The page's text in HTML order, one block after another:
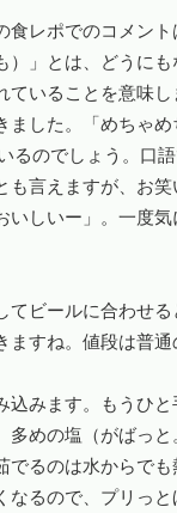
食レポでのコメン
」とは、どうに
いることを意味
した。「めちゃ
のでしょう。口
言えますが、お
しいー」。一度気
ビールに合わせる
すね。値段は普
みます。もうひ
めの塩（がばっと
るのは水からで
るので、プリっ